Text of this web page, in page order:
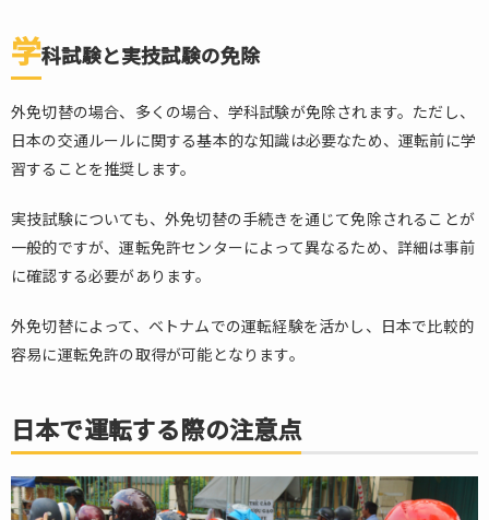
学科試験と実技試験の免除
外免切替の場合、多くの場合、学科試験が免除されます。ただし、
日本の交通ルールに関する基本的な知識は必要なため、運転前に学
習することを推奨します。
実技試験についても、外免切替の手続きを通じて免除されることが
一般的ですが、運転免許センターによって異なるため、詳細は事前
に確認する必要があります。
外免切替によって、ベトナムでの運転経験を活かし、日本で比較的
容易に運転免許の取得が可能となります。
日本で運転する際の注意点